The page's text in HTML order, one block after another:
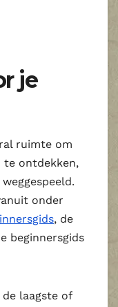
je
ruimte om
te ontdekken,
onder
, de
beginnersgids
de laagste of